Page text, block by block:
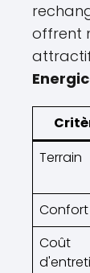
offrent
Terrain
Confort
Coût